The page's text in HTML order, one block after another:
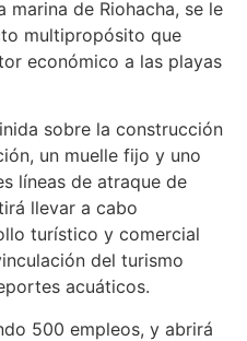
de Riohacha, se le
multipropósito que
económico a las playas
sobre la construcción
un muelle fijo y uno
líneas de atraque de
llevar a cabo
turístico y comercial
del turismo
acuáticos.
500 empleos, y abrirá